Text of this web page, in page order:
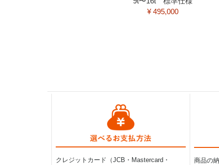
¥ 495,000
クレジットカード（JCB・Mastercard・
商品の